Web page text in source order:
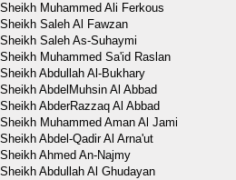
Sheikh Muhammed Ali Ferkous
Sheikh Saleh Al Fawzan
Sheikh Saleh As-Suhaymi
Sheikh Muhammed Sa'id Raslan
Sheikh Abdullah Al-Bukhary
Sheikh AbdelMuhsin Al Abbad
Sheikh AbderRazzaq Al Abbad
Sheikh Muhammed Aman Al Jami
Sheikh Abdel-Qadir Al Arna'ut
Sheikh Ahmed An-Najmy
Sheikh Abdullah Al Ghudayan